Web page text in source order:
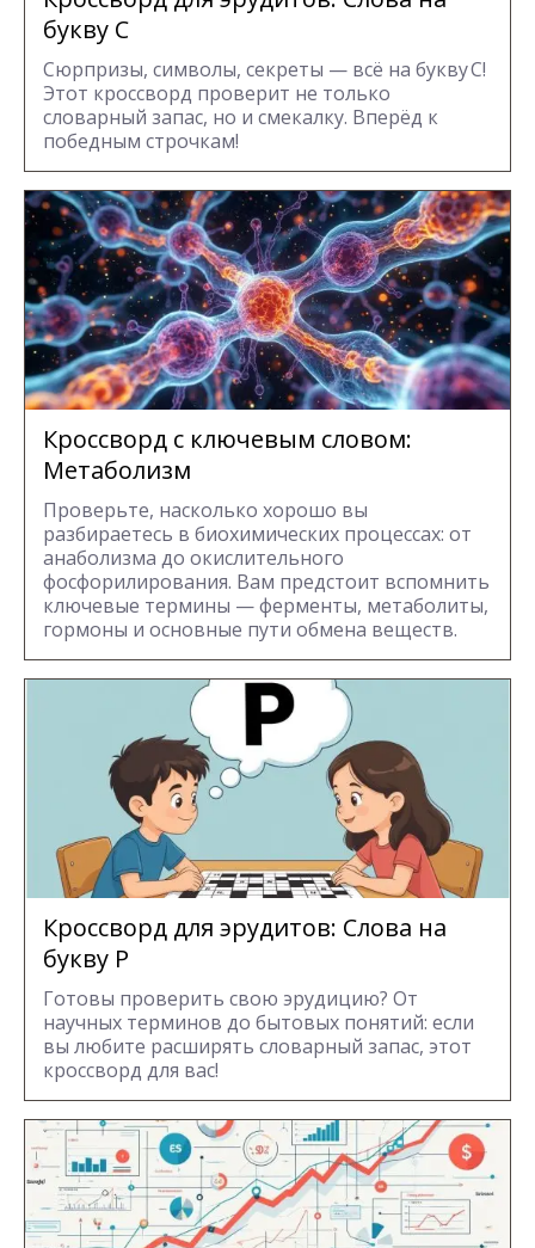
букву С
Сюрпризы, символы, секреты — всё на букву С!
Этот кроссворд проверит не только
словарный запас, но и смекалку. Вперёд к
победным строчкам!
Кроссворд с ключевым словом:
Метаболизм
Проверьте, насколько хорошо вы
разбираетесь в биохимических процессах: от
анаболизма до окислительного
фосфорилирования. Вам предстоит вспомнить
ключевые термины — ферменты, метаболиты,
гормоны и основные пути обмена веществ.
Кроссворд для эрудитов: Cлова на
букву Р
Готовы проверить свою эрудицию? От
научных терминов до бытовых понятий: если
вы любите расширять словарный запас, этот
кроссворд для вас!